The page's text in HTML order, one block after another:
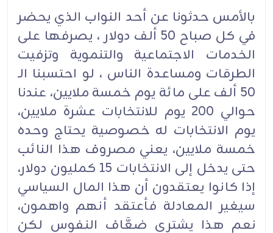
بالأمس حدثونا عن أحد النواب الذي يحضر
في كل صباح 50 ألف دولار ، يصرفها على
الخدمات الاجتماعية والتنموية وتزفيت
الطرقات ومساعدة الناس ، لو احتسبنا الـ
50 ألف على مائة يوم خمسة ملايين، عندنا
حوالي 200 يوم للانتخابات عشرة ملايين،
يوم الانتخابات له خصوصية يحتاج وحده
خمسة ملايين، يعني مصروف هذا النائب
حتى يدخل إلى الانتخابات 15 كمليون دولار،
إذا كانوا يعتقدون أن هذا المال السياسي
سيغير المعادلة فأعتقد أنهم واهمون،
نعم هذا يشتري ضعَّاف النفوس لكن